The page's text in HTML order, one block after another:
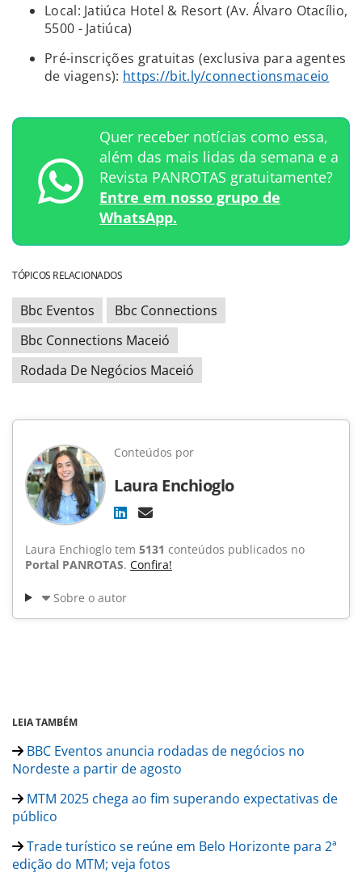
Local: Jatiúca Hotel & Resort (Av. Álvaro Otacílio,
5500 - Jatiúca)
Pré-inscrições gratuitas (exclusiva para agentes
de viagens): https://bit.ly/connectionsmaceio
Quer receber notícias como essa,
além das mais lidas da semana e a
Revista PANROTAS gratuitamente?
Entre em nosso grupo de
WhatsApp.
TÓPICOS RELACIONADOS
Bbc Eventos
Bbc Connections
Bbc Connections Maceió
Rodada De Negócios Maceió
Conteúdos por
Laura Enchioglo
Laura Enchioglo tem 5131 conteúdos publicados no
Portal PANROTAS. Confira!
Sobre o autor
LEIA TAMBÉM
BBC Eventos anuncia rodadas de negócios no
Nordeste a partir de agosto
MTM 2025 chega ao fim superando expectativas de
público
Trade turístico se reúne em Belo Horizonte para 2ª
edição do MTM; veja fotos